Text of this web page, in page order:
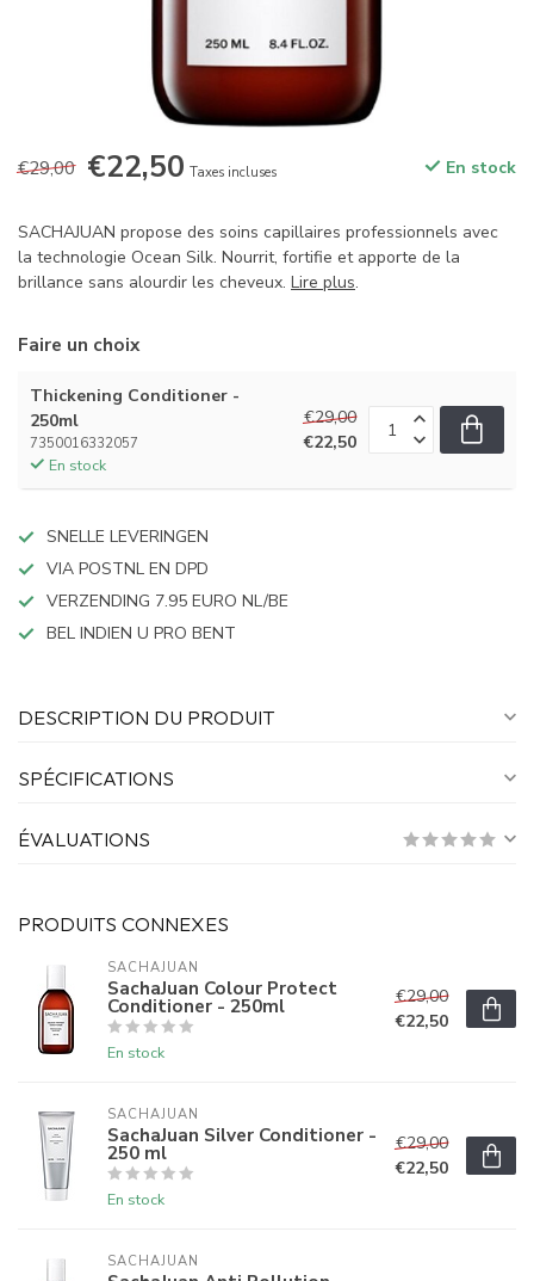
€29,00 €22,50 Taxes incluses En stock
SACHAJUAN propose des soins capillaires professionnels avec
la technologie Ocean Silk. Nourrit, fortifie et apporte de la
brillance sans alourdir les cheveux. Lire plus.
Faire un choix
Thickening Conditioner -
250ml
7350016332057
En stock
€29,00
€22,50
SNELLE LEVERINGEN
VIA POSTNL EN DPD
VERZENDING 7.95 EURO NL/BE
BEL INDIEN U PRO BENT
DESCRIPTION DU PRODUIT
SPÉCIFICATIONS
ÉVALUATIONS
PRODUITS CONNEXES
SACHAJUAN
SachaJuan Colour Protect
Conditioner - 250ml
En stock
€29,00
€22,50
SACHAJUAN
SachaJuan Silver Conditioner -
250 ml
En stock
€29,00
€22,50
SACHAJUAN